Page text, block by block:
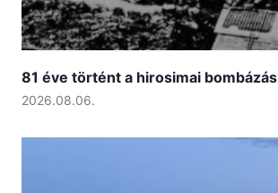
81 éve történt a hirosimai bombázás
2026.08.06.